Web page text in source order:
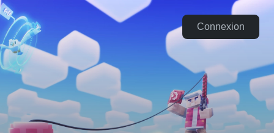
Connexion